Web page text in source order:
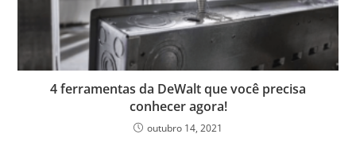
4 ferramentas da DeWalt que você precisa
conhecer agora!
outubro 14, 2021